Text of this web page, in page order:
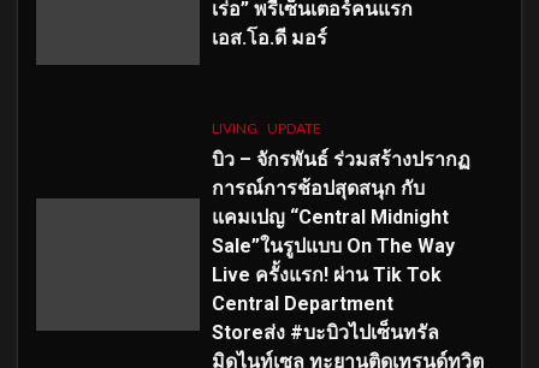
เร่อ” พรีเซ็นเตอร์คนแรก
เอส.โอ.ดี มอร์
LIVING UPDATE
บิว – จักรพันธ์ ร่วมสร้างปรากฏ
การณ์การช้อปสุดสนุก กับ
แคมเปญ “Central Midnight
Sale”ในรูปแบบ On The Way
Live ครั้งแรก! ผ่าน Tik Tok
Central Department
Storeส่ง #บะบิวไปเซ็นทรัล
มิดไนท์เซล ทะยานติดเทรนด์ทวิต